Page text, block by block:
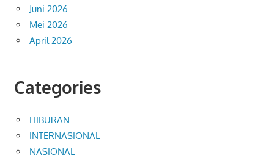
Juni 2026
Mei 2026
April 2026
Categories
HIBURAN
INTERNASIONAL
NASIONAL